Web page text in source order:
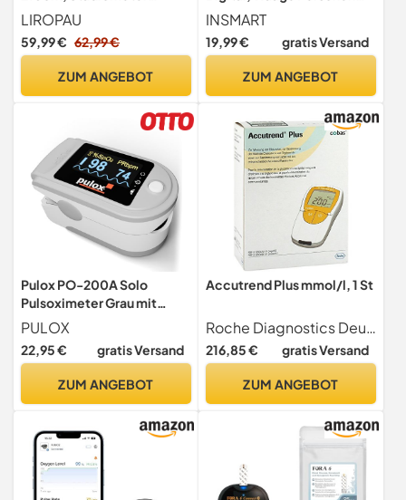
Wandmontage, Messlatte
Höhenstange
Medizinisches
Messlatte Höhenstange
transportabel
LIROPAU
59,99 € 62,99 €
ZUM ANGEBOT
mit Bluetooth
Körperanalysewaage,
Körperfettwaage für BMI,
Wasser, Protein, Körperfett
kg/400 lbs (white)
INSMART
19,99 € gratis Versand
ZUM ANGEBOT
Pulox PO-200A Solo
Pulsoximeter Grau mit
Alarm für SpO2, Puls & PI
PULOX
22,95 € gratis Versand
ZUM ANGEBOT
Accutrend Plus mmol/l, 1 St
Roche Diagnostics Deutschland GmbH
216,85 € gratis Versand
ZUM ANGEBOT